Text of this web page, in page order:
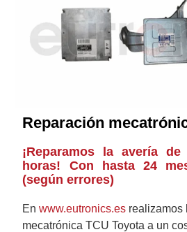
Reparación
¡Reparamos la avería
horas! Con hasta 24
(según errores)
Enwww.eutronics.es realizamos
mecatrónica TCU Toyota a un